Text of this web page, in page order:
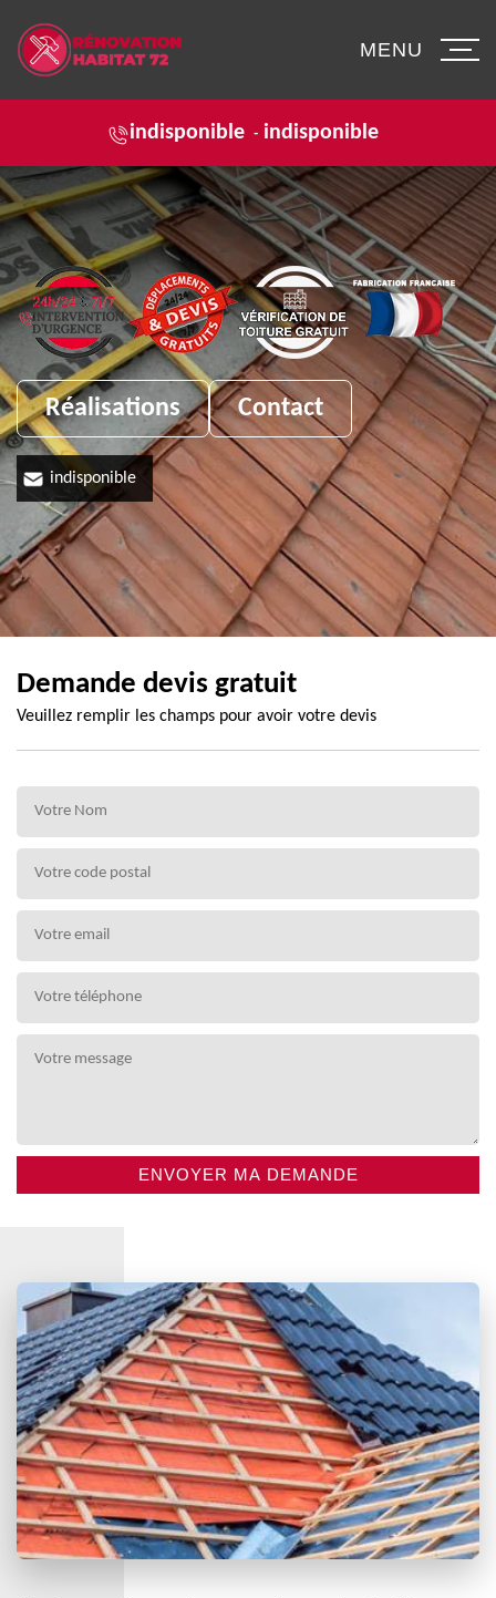
indisponible - indisponible
MENU
Réalisations Contact
indisponible
Demande devis gratuit
Veuillez remplir les champs pour avoir votre devis